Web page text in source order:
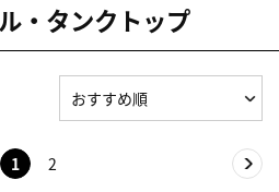
・タンクトップ
1 2